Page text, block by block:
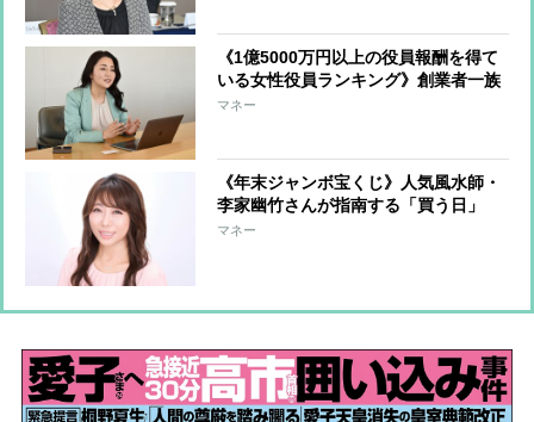
《1億5000万円以上の役員報酬を得て
いる女性役員ランキング》創業者一族
や世襲役員のほか、一般の社員から出
マネー
《年末ジャンボ宝くじ》人気風水師・
李家幽竹さんが指南する「買う日」
「買い方」「保管テク」、高めるべき
マネー